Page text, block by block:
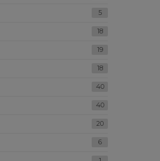
5
18
19
18
40
40
20
6